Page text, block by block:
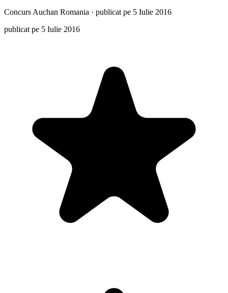
Concurs Auchan Romania · publicat pe 5 Iulie 2016
publicat pe 5 Iulie 2016